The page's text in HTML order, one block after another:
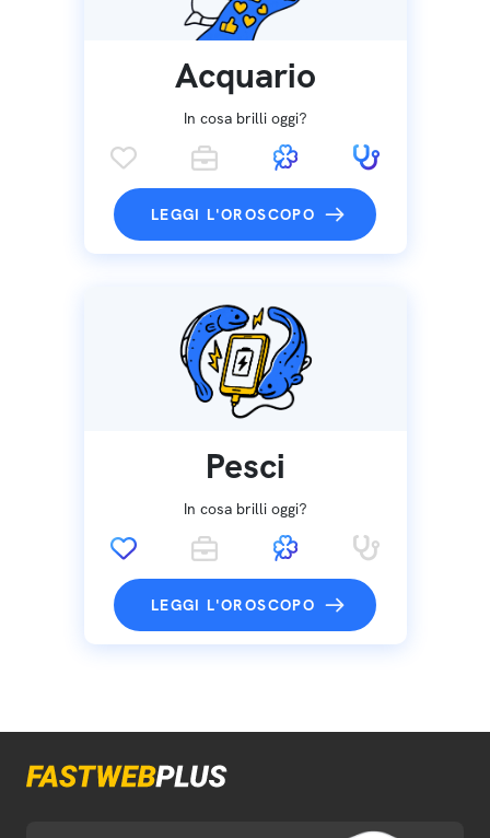
Acquario
In cosa brilli oggi?
LEGGI L'OROSCOPO
Pesci
In cosa brilli oggi?
LEGGI L'OROSCOPO